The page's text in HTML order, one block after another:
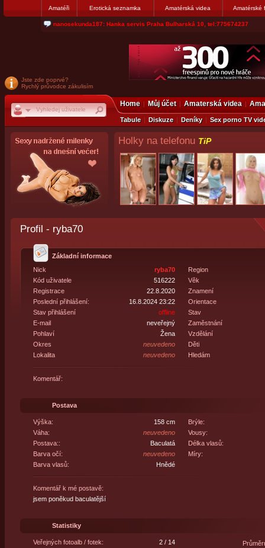
Amatéři Erotická seznamka Amatérská videa Amatérské
jjoseff: Najde se par, ktery nekdy přemýšlel o divákovi. Napiste
Jste zde poprvé?
Rychlý průvodce zákulisím
Home Můj účet Amaterská videa
Tabule Diskuze Deníky Sex porno TV
Holky na telefonu TiP
Profil - ryba70
Základní informace
Nick
ryba70
Kód uživatele
516222
Registrace
22.8.2020
Poslední přihlášení:
16.8.2024 23:22
Stav přihlášení
offline
E-mail
neveřejný
Pohlaví
Žena
Okres
neuvedeno
Lokalita
neuvedeno
Region
Věk
Znamení
Orientace
Stav
Zaměstnání
Vzdělání
Děti
Hledám
Komentář:
Postava
Výška:
158 cm
Váha:
neuvedeno
Postava::
Baculatá
Barva očí:
neuvedeno
Barva vlasů:
Hnědé
Brýle:
Vousy:
Délka vlasů:
Míry:
Komentář k mé postavě:
jsem poněkud baculatější
Statistiky
Veřejných fotoalb / fotek:
2 / 14